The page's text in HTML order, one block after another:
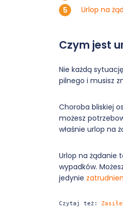
Urlop na
Czym jest
Nie każdą
pilnego i musisz
Choroba bliskiej
możesz
właśnie urlop na
Urlop na żądanie
wypadków.
jedynie
Czytaj też: